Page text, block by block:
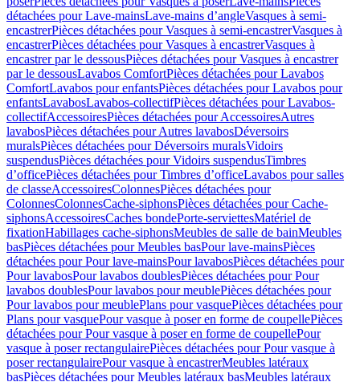
détachées pour Lave-mainsLave-mains d’angleVasques à semi-
encastrerPièces détachées pour Vasques à semi-encastrerVasques à
encastrerPièces détachées pour Vasques à encastrerVasques à
encastrer par le dessousPièces détachées pour Vasques à encastrer
par le dessousLavabos ComfortPièces détachées pour Lavabos
ComfortLavabos pour enfantsPièces détachées pour Lavabos pour
enfantsLavabosLavabos-collectifPièces détachées pour Lavabos-
collectifAccessoiresPièces détachées pour AccessoiresAutres
lavabosPièces détachées pour Autres lavabosDéversoirs
muralsPièces détachées pour Déversoirs muralsVidoirs
suspendusPièces détachées pour Vidoirs suspendusTimbres
dʼofficePièces détachées pour Timbres dʼofficeLavabos pour salles
de classeAccessoiresColonnesPièces détachées pour
ColonnesColonnesCache-siphonsPièces détachées pour Cache-
siphonsAccessoiresCaches bondePorte-serviettesMatériel de
fixationHabillages cache-siphonsMeubles de salle de bainMeubles
basPièces détachées pour Meubles basPour lave-mainsPièces
détachées pour Pour lave-mainsPour lavabosPièces détachées pour
Pour lavabosPour lavabos doublesPièces détachées pour Pour
lavabos doublesPour lavabos pour meublePièces détachées pour
Pour lavabos pour meublePlans pour vasquePièces détachées pour
Plans pour vasquePour vasque à poser en forme de coupellePièces
détachées pour Pour vasque à poser en forme de coupellePour
vasque à poser rectangulairePièces détachées pour Pour vasque à
poser rectangulairePour vasque à encastrerMeubles latéraux
basPièces détachées pour Meubles latéraux basMeubles latéraux